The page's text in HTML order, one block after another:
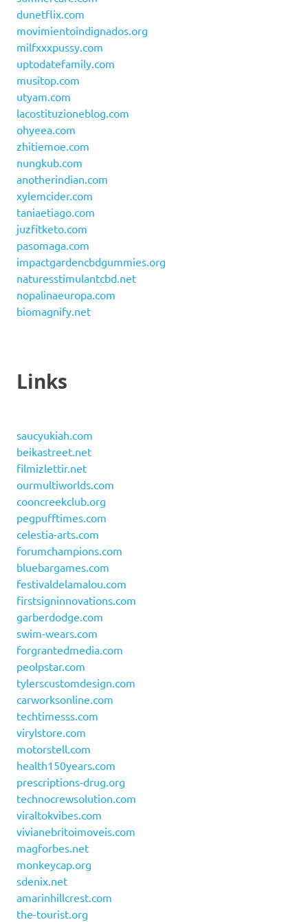
dunetflix.com
movimientoindignados.org
milfxxxpussy.com
uptodatefamily.com
musitop.com
utyam.com
lacostituzioneblog.com
ohyeea.com
zhitiemoe.com
nungkub.com
anotherindian.com
xylemcider.com
taniaetiago.com
juzfitketo.com
pasomaga.com
impactgardencbdgummies.org
naturesstimulantcbd.net
nopalinaeuropa.com
biomagnify.net
Links
saucyukiah.com
beikastreet.net
filmizlettir.net
ourmultiworlds.com
cooncreekclub.org
pegpufftimes.com
celestia-arts.com
forumchampions.com
bluebargames.com
festivaldelamalou.com
firstsigninnovations.com
garberdodge.com
swim-wears.com
forgrantedmedia.com
peolpstar.com
tylerscustomdesign.com
carworksonline.com
techtimesss.com
virylstore.com
motorstell.com
health150years.com
prescriptions-drug.org
technocrewsolution.com
viraltokvibes.com
vivianebritoimoveis.com
magforbes.net
monkeycap.org
sdenix.net
amarinhillcrest.com
the-tourist.org